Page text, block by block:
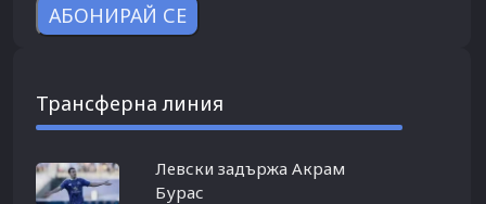
Трансферна линия
Левски задържа Акрам
Бурас